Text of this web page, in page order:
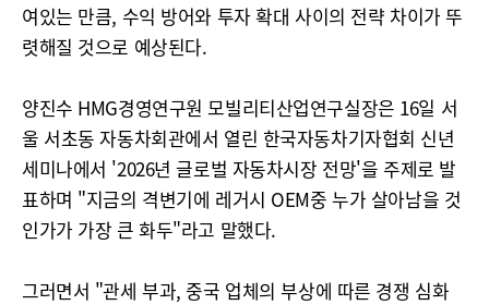
여있는 만큼, 수익 방어와 투자 확대 사이의 전략 차이가 뚜
렷해질 것으로 예상된다.
양진수 HMG경영연구원 모빌리티산업연구실장은 16일 서
울 서초동 자동차회관에서 열린 한국자동차기자협회 신년
세미나에서 '2026년 글로벌 자동차시장 전망'을 주제로 발
표하며 "지금의 격변기에 레거시 OEM중 누가 살아남을 것
인가가 가장 큰 화두"라고 말했다.
그러면서 "관세 부과, 중국 업체의 부상에 따른 경쟁 심화